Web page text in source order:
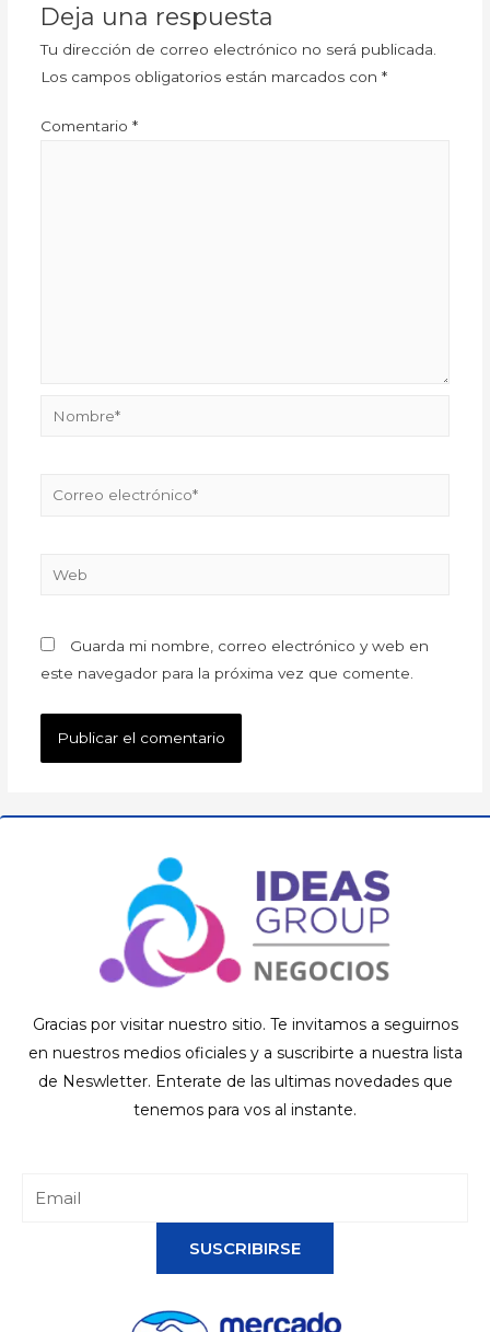
Deja una respuesta
Tu dirección de correo electrónico no será publicada.
Los campos obligatorios están marcados con *
Comentario *
Guarda mi nombre, correo electrónico y web en
este navegador para la próxima vez que comente.
Gracias por visitar nuestro sitio. Te invitamos a seguirnos
en nuestros medios oficiales y a suscribirte a nuestra lista
de Neswletter. Enterate de las ultimas novedades que
tenemos para vos al instante.
SUSCRIBIRSE